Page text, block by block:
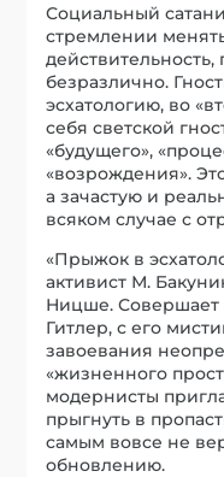
Социальный
стремлении
безразлично.
эсхатологию, во
себя светской
«будущего»,
«возрождения».
а зачастую и
всяком случае с
«Прыжок в
активист М.
Ницше. Совершает
Гитлер, с его
завоевания
«жизненного
модернисты
прыгнуть в
самым вовсе не
обновлению.